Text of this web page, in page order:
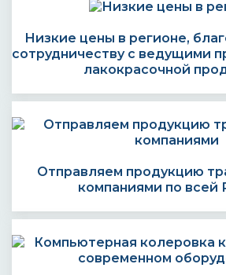
Низкие цены в регионе,
сотрудничеству с ведущими
лакокрасочной
Отправляем продукцию
компаниями по всей